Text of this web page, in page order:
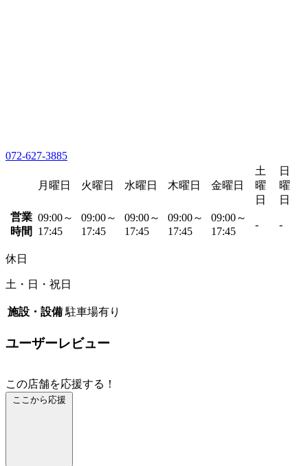
072-627-3885
月曜日 火曜日 水曜日 木曜日 金曜日
土
曜
日
日
曜
日
営業
時間
09:00～
17:45
09:00～
17:45
09:00～
17:45
09:00～
17:45
09:00～
17:45
- -
休日
土・日・祝日
施設・設備 駐車場有り
ユーザーレビュー
この店舗を応援する！
ここから応援